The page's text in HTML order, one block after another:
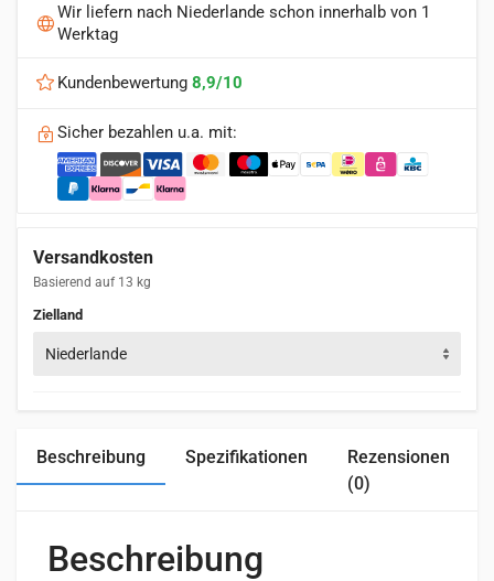
Wir liefern nach Niederlande schon innerhalb von 1
Werktag
Kundenbewertung 8,9/10
Sicher bezahlen u.a. mit:
Versandkosten
Basierend auf 13 kg
Zielland
Niederlande
Beschreibung Spezifikationen
Rezensionen
(0)
Beschreibung